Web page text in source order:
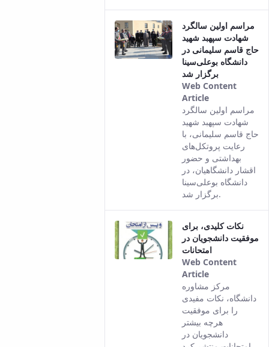
مراسم اولین سالگرد
شهادت سپهبد شهید
حاج قاسم سلیمانی در
دانشگاه بوعلی‌سینا
برگزار شد
Web Content
Article
This result
comes from
the Persian
version of
this content.
مراسم اولین سالگرد
شهادت سپهبد شهید
حاج قاسم سلیمانی، با
رعایت پروتکل‌های
بهداشتی و حضور
اقشار دانشگاهیان، در
دانشگاه بوعلی‌سینا
برگزار شد.
نکات کلیدی، برای
موفقیت دانشجویان در
امتحانات
Web Content
Article
This result
comes from
the Persian
version of
this content.
مرکز مشاوره‌
دانشگاه، نکات مفیدی
را برای موفقیت
هرچه بیشتر
دانشجویان در